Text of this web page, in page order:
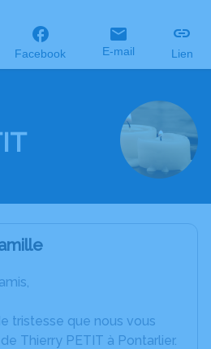
Facebook E-mail Lien
tristesse que nous vous
Thierry PETIT à Pontarlier.